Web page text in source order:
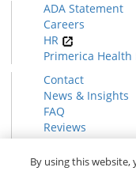
ADA Statement
Careers
HR
Primerica
Contact
News & Insights
FAQ
Reviews
Find a Rep
Form CRS
By using this website,